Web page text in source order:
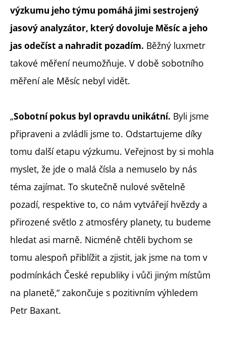
výzkumu jeho týmu pomáhá jimi sestrojený
jasový analyzátor, který dovoluje Měsíc a jeho
jas odečíst a nahradit pozadím. Běžný luxmetr
takové měření neumožňuje. V době sobotního
měření ale Měsíc nebyl vidět.
„Sobotní pokus byl opravdu unikátní. Byli jsme
připraveni a zvládli jsme to. Odstartujeme díky
tomu další etapu výzkumu. Veřejnost by si mohla
myslet, že jde o malá čísla a nemuselo by nás
téma zajímat. To skutečně nulové světelně
pozadí, respektive to, co nám vytvářejí hvězdy a
přirozené světlo z atmosféry planety, tu budeme
hledat asi marně. Nicméně chtěli bychom se
tomu alespoň přiblížit a zjistit, jak jsme na tom v
podmínkách České republiky i vůči jiným místům
na planetě,“ zakončuje s pozitivním výhledem
Petr Baxant.